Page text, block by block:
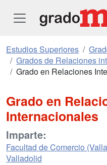
Estudios Superiores
Grados de Relaciones
Grado en Relaciones
Grado en
Internacionales
Imparte:
Facultad de Comercio
Valladolid